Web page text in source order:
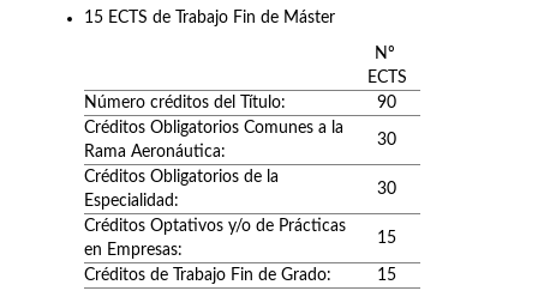
15 ECTS de Trabajo Fin de Máster
Nº
ECTS
Número créditos del Título:
90
Créditos Obligatorios Comunes a la
Rama Aeronáutica:
30
Créditos Obligatorios de la
Especialidad:
30
Créditos Optativos y/o de Prácticas
en Empresas:
15
Créditos de Trabajo Fin de Grado: 15